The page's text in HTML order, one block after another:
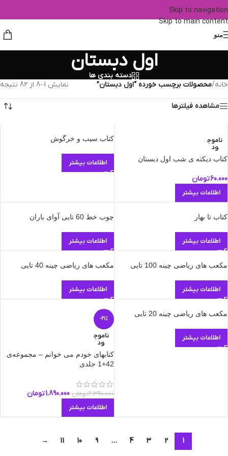
Skip to navigation
Skip to main content
منو
اول دبستان
دسته بندی ها
خانه/محصولات برچسب خورده “اول دبستان” نمایش 1–8 از 82 نتیجه
مشاهده فیلترها
ناموج
ود
کتاب دیکته ی شب اول دبستان
60.000تومان
اطلاعات بیشتر
کتاب سیب و خرگوش
اطلاعات بیشتر
کتاب تا بهار
اطلاعات بیشتر
چوب خط 60 تایی آوای باران
اطلاعات بیشتر
مکعب های ریاضی چینه 100 تایی
اطلاعات بیشتر
مکعب های ریاضی چینه 40 تایی
اطلاعات بیشتر
مکعب های ریاضی چینه 20 تایی
اطلاعات بیشتر
-21%
ناموج
ود
کتابهای خودم می خوانم – مجموعه‌ی
42+1 جلدی
2.390.000تومان 1.890.000تومان
اطلاعات بیشتر
1
2
3
4
…
9
10
11
→